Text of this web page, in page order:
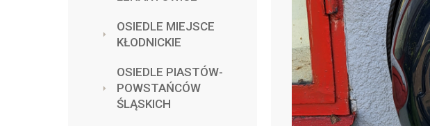
OSIEDLE MIEJSCE
KŁODNICKIE
OSIEDLE PIASTÓW-
POWSTAŃCÓW
ŚLĄSKICH